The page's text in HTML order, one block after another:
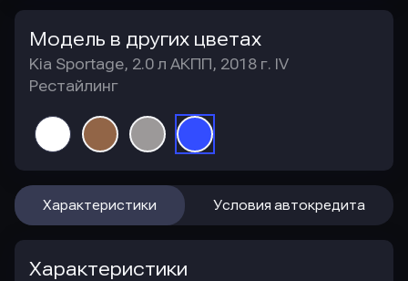
Модель в других цветах
Kia Sportage, 2.0 л АКПП, 2018 г. IV
Рестайлинг
Характеристики Условия автокредита
Характеристики